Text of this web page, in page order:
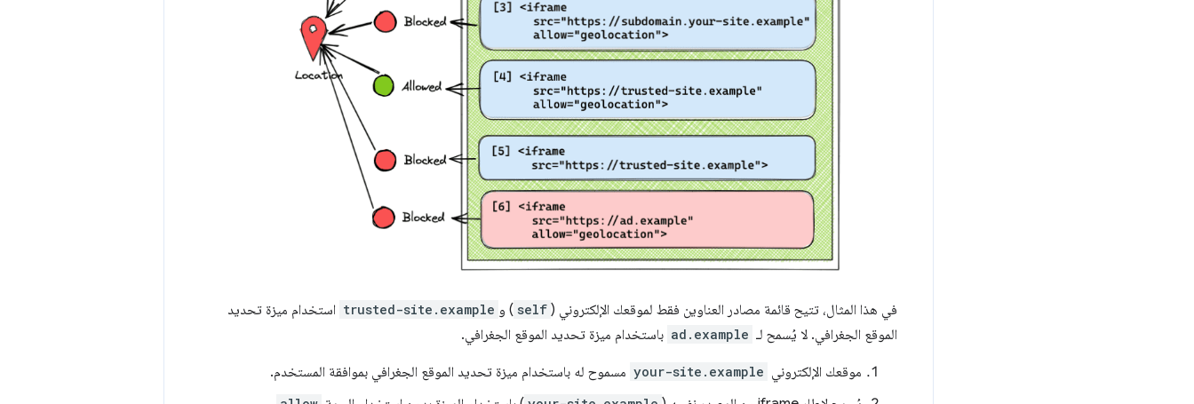
في هذا المثال، تتيح قائمة مصادر العناوين فقط لموقعك الإلكتروني ( self ) و trusted-site.example استخدام ميزة تحديد
الموقع الجغرافي. لا يُسمح لـ ad.example باستخدام ميزة تحديد الموقع الجغرافي.
موقعك الإلكتروني your-site.example مسموح له باستخدام ميزة تحديد الموقع الجغرافي بموافقة المستخدم.